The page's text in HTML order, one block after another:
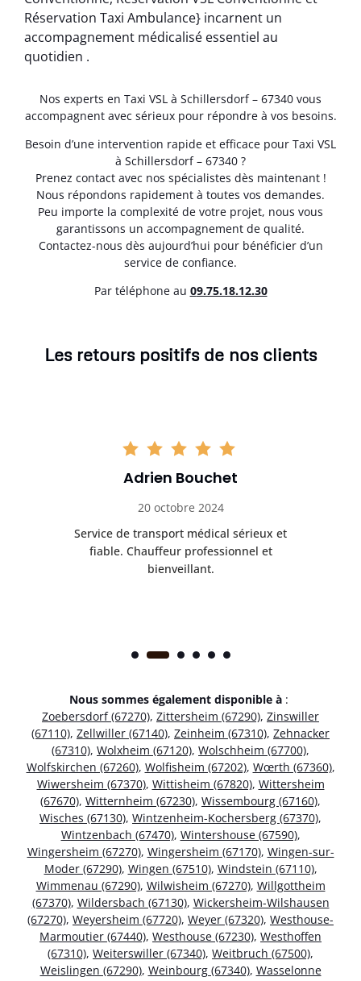
Réservation Taxi Ambulance} incarnent un
accompagnement médicalisé essentiel au
quotidien .
Nos experts en Taxi VSL à Schillersdorf – 67340 vous
accompagnent avec sérieux pour répondre à vos besoins.
Besoin d’une intervention rapide et efficace pour Taxi VSL
à Schillersdorf – 67340 ?
Prenez contact avec nos spécialistes dès maintenant !
Nous répondons rapidement à toutes vos demandes.
Peu importe la complexité de votre projet, nous vous
garantissons un accompagnement de qualité.
Contactez-nous dès aujourd’hui pour bénéficier d’un
service de confiance.
Par téléphone au 09.75.18.12.30
Les retours positifs de nos clients
Adrien Bouchet
20 octobre 2024
Service de transport médical sérieux et
fiable. Chauffeur professionnel et
bienveillant.
Nous sommes également disponible à :
Zoebersdorf (67270), Zittersheim (67290), Zinswiller
(67110), Zellwiller (67140), Zeinheim (67310), Zehnacker
(67310), Wolxheim (67120), Wolschheim (67700),
Wolfskirchen (67260), Wolfisheim (67202), Wœrth (67360),
Wiwersheim (67370), Wittisheim (67820), Wittersheim
(67670), Witternheim (67230), Wissembourg (67160),
Wisches (67130), Wintzenheim-Kochersberg (67370),
Wintzenbach (67470), Wintershouse (67590),
Wingersheim (67270), Wingersheim (67170), Wingen-sur-
Moder (67290), Wingen (67510), Windstein (67110),
Wimmenau (67290), Wilwisheim (67270), Willgottheim
(67370), Wildersbach (67130), Wickersheim-Wilshausen
(67270), Weyersheim (67720), Weyer (67320), Westhouse-
Marmoutier (67440), Westhouse (67230), Westhoffen
(67310), Weiterswiller (67340), Weitbruch (67500),
Weislingen (67290), Weinbourg (67340), Wasselonne